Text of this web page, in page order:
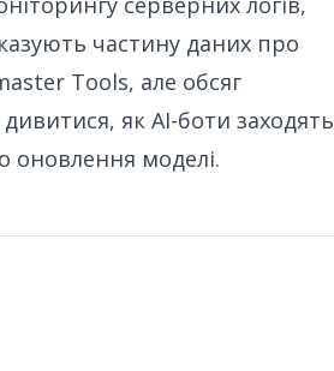
частину даних про
Tools, але обсяг
як AI-боти заходять
оновлення моделі.